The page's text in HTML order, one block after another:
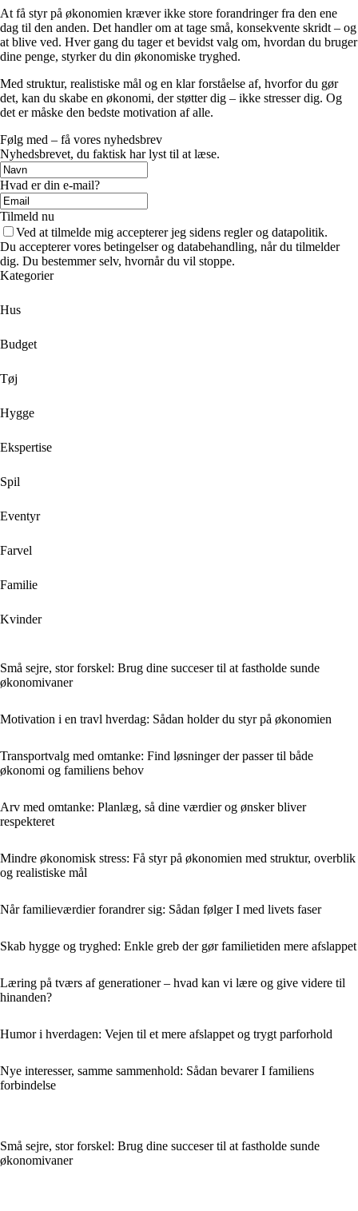
At få styr på økonomien kræver ikke store forandringer fra den ene
dag til den anden. Det handler om at tage små, konsekvente skridt – og
at blive ved. Hver gang du tager et bevidst valg om, hvordan du bruger
dine penge, styrker du din økonomiske tryghed.
Med struktur, realistiske mål og en klar forståelse af, hvorfor du gør
det, kan du skabe en økonomi, der støtter dig – ikke stresser dig. Og
det er måske den bedste motivation af alle.
Følg med – få vores nyhedsbrev
Nyhedsbrevet, du faktisk har lyst til at læse.
Hvad er din e-mail?
Tilmeld nu
Ved at tilmelde mig accepterer jeg sidens regler og datapolitik.
Du accepterer vores betingelser og databehandling, når du tilmelder
dig. Du bestemmer selv, hvornår du vil stoppe.
Kategorier
Hus
Budget
Tøj
Hygge
Ekspertise
Spil
Eventyr
Farvel
Familie
Kvinder
Små sejre, stor forskel: Brug dine succeser til at fastholde sunde
økonomivaner
Motivation i en travl hverdag: Sådan holder du styr på økonomien
Transportvalg med omtanke: Find løsninger der passer til både
økonomi og familiens behov
Arv med omtanke: Planlæg, så dine værdier og ønsker bliver
respekteret
Mindre økonomisk stress: Få styr på økonomien med struktur, overblik
og realistiske mål
Når familieværdier forandrer sig: Sådan følger I med livets faser
Skab hygge og tryghed: Enkle greb der gør familietiden mere afslappet
Læring på tværs af generationer – hvad kan vi lære og give videre til
hinanden?
Humor i hverdagen: Vejen til et mere afslappet og trygt parforhold
Nye interesser, samme sammenhold: Sådan bevarer I familiens
forbindelse
Små sejre, stor forskel: Brug dine succeser til at fastholde sunde
økonomivaner